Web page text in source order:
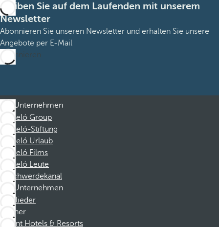
Bleiben Sie auf dem Laufenden mit unserem
Newsletter
Abonnieren Sie unseren Newsletter und erhalten Sie unsere
Angebote per E-Mail
Abonnieren
Unternehmen
Barceló Group
Barceló-Stiftung
Barceló Urlaub
Barceló Films
Barceló Leute
Beschwerdekanal
Unternehmen
Mitglieder
Partner
Dorint Hotels & Resorts